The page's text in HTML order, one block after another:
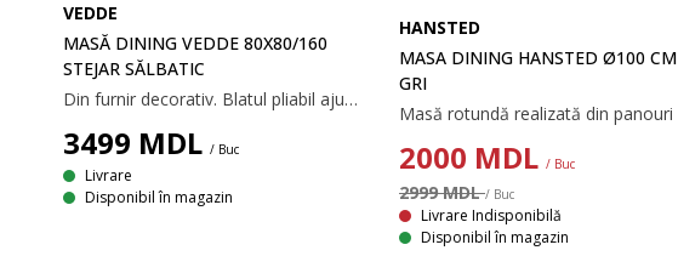
VEDDE
MASĂ DINING VEDDE 80X80/160
STEJAR SĂLBATIC
Din furnir decorativ. Blatul pliabil ajută la dublarea dimensiunii mesei cu ușurință. 80x80/160x76 cm
3499 MDL / Buc
Livrare
Disponibil în magazin
HANSTED
MASA DINING HANSTED Ø100 CM
GRI
2000 MDL / Buc
2999 MDL/ Buc
Livrare Indisponibilă
Disponibil în magazin